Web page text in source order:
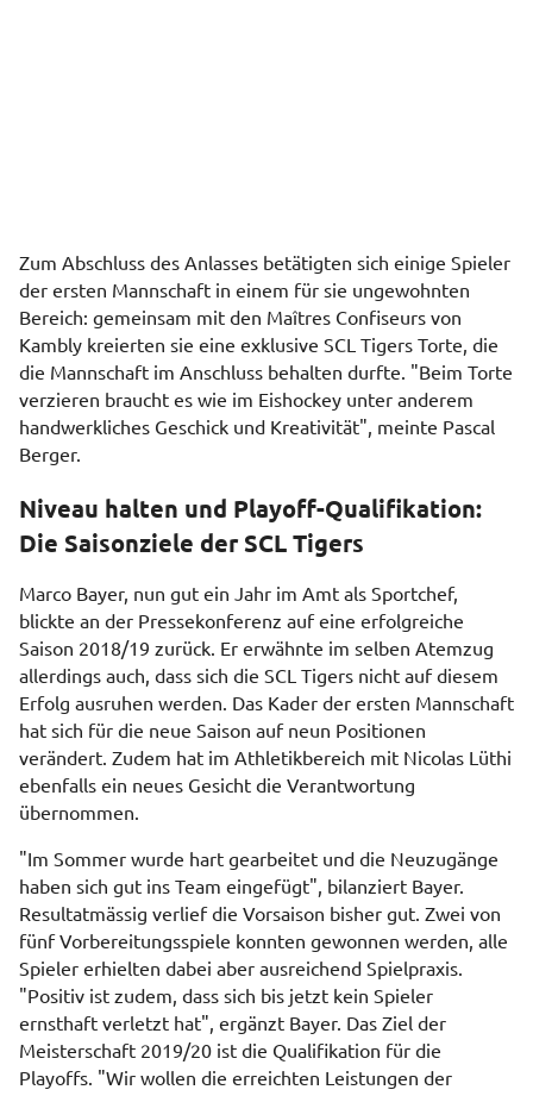
Zum Abschluss des Anlasses betätigten sich einige Spieler
der ersten Mannschaft in einem für sie ungewohnten
Bereich: gemeinsam mit den Maîtres Confiseurs von
Kambly kreierten sie eine exklusive SCL Tigers Torte, die
die Mannschaft im Anschluss behalten durfte. "Beim Torte
verzieren braucht es wie im Eishockey unter anderem
handwerkliches Geschick und Kreativität", meinte Pascal
Berger.
Niveau halten und Playoff-Qualifikation:
Die Saisonziele der SCL Tigers
Marco Bayer, nun gut ein Jahr im Amt als Sportchef,
blickte an der Pressekonferenz auf eine erfolgreiche
Saison 2018/19 zurück. Er erwähnte im selben Atemzug
allerdings auch, dass sich die SCL Tigers nicht auf diesem
Erfolg ausruhen werden. Das Kader der ersten Mannschaft
hat sich für die neue Saison auf neun Positionen
verändert. Zudem hat im Athletikbereich mit Nicolas Lüthi
ebenfalls ein neues Gesicht die Verantwortung
übernommen.
"Im Sommer wurde hart gearbeitet und die Neuzugänge
haben sich gut ins Team eingefügt", bilanziert Bayer.
Resultatmässig verlief die Vorsaison bisher gut. Zwei von
fünf Vorbereitungsspiele konnten gewonnen werden, alle
Spieler erhielten dabei aber ausreichend Spielpraxis.
"Positiv ist zudem, dass sich bis jetzt kein Spieler
ernsthaft verletzt hat", ergänzt Bayer. Das Ziel der
Meisterschaft 2019/20 ist die Qualifikation für die
Playoffs. "Wir wollen die erreichten Leistungen der